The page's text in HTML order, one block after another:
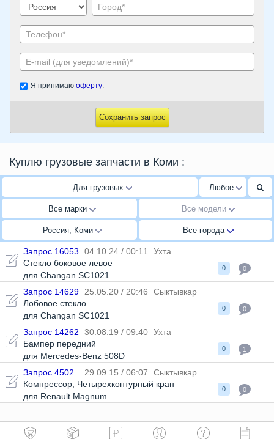
Я принимаю оферту.
Сохранить запрос
Куплю грузовые запчасти в Коми :
Для грузовых Любое
Все марки Все модели
Россия, Коми Все города
Запрос 16053 04.10.24 / 00:11
Ухта
Стекло боковое левое
для Changan SC1021
0 0
Запрос 14629 25.05.20 / 20:46
Сыктывкар
Лобовое стекло
для Changan SC1021
0 0
Запрос 14262 30.08.19 / 09:40 Ухта
Бампер передний
для Mercedes-Benz 508D
0 1
Запрос 4502 29.09.15 / 06:07
Сыктывкар
Компрессор Четырехконтурный кран
для Renault Magnum
0 0